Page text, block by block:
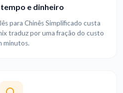
e dinheiro
para Chinês Simplificado custa
traduz por uma fração do custo
minutos.